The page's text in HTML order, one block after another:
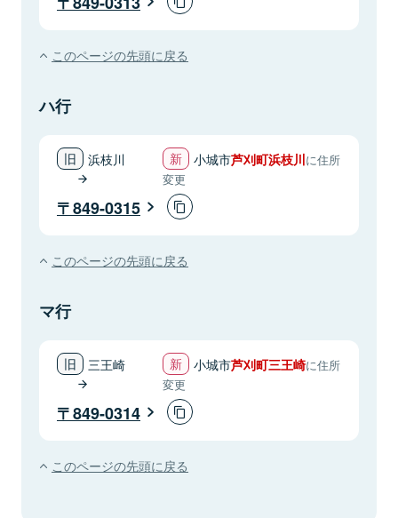
このページの先頭に戻る
ハ行
浜枝川 小城市芦刈町浜枝川に住所
変更
849-0315
このページの先頭に戻る
マ行
三王崎 小城市芦刈町三王崎に住所
変更
849-0314
このページの先頭に戻る